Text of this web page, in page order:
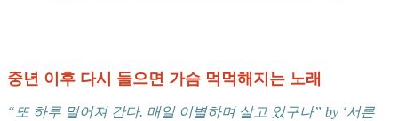
중년 이후 다시 들으면 가슴 먹먹해지는 노래
“또 하루 멀어져 간다. 매일 이별하며 살고 있구나” by ‘서른